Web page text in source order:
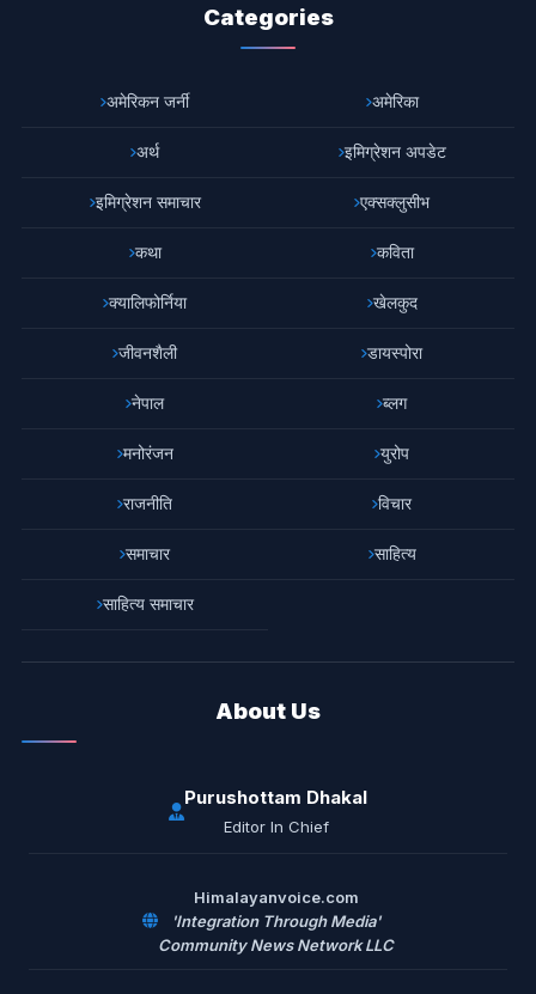
Categories
अमेरिकन जर्नी अमेरिका
अर्थ इमिग्रेशन अपडेट
इमिग्रेशन समाचार एक्सक्लुसीभ
कथा कविता
क्यालिफोर्निया खेलकुद
जीवनशैली डायस्पोरा
नेपाल ब्लग
मनोरंजन युरोप
राजनीति विचार
समाचार साहित्य
साहित्य समाचार
About Us
Purushottam Dhakal
Editor In Chief
Himalayanvoice.com
'Integration Through Media'
Community News Network LLC